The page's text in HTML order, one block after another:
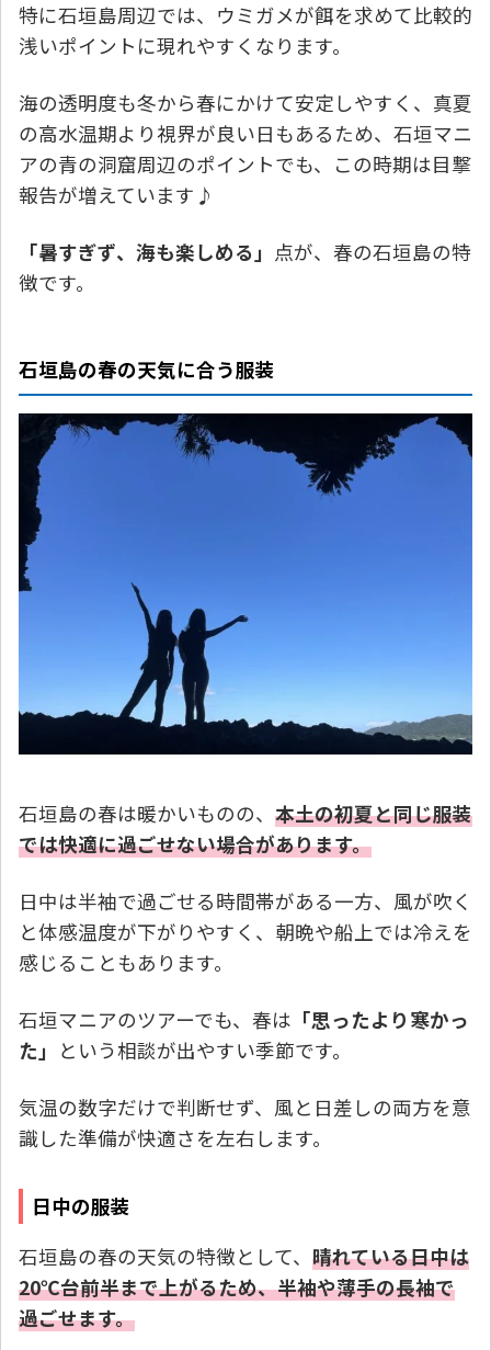
特に石垣島周辺では、ウミガメが餌を求めて比較的
浅いポイントに現れやすくなります。
海の透明度も冬から春にかけて安定しやすく、真夏
の高水温期より視界が良い日もあるため、石垣マニ
アの青の洞窟周辺のポイントでも、この時期は目撃
報告が増えています♪
「暑すぎず、海も楽しめる」 点が、春の石垣島の特
徴です。
石垣島の春の天気に合う服装
石垣島の春は暖かいものの、 本土の初夏と同じ服装
では快適に過ごせない場合があります。
日中は半袖で過ごせる時間帯がある一方、風が吹く
と体感温度が下がりやすく、朝晩や船上では冷えを
感じることもあります。
石垣マニアのツアーでも、春は 「思ったより寒かっ
た」 という相談が出やすい季節です。
気温の数字だけで判断せず、風と日差しの両方を意
識した準備が快適さを左右します。
日中の服装
石垣島の春の天気の特徴として、 晴れている日中は
20℃台前半まで上がるため、半袖や薄手の長袖で
過ごせます。